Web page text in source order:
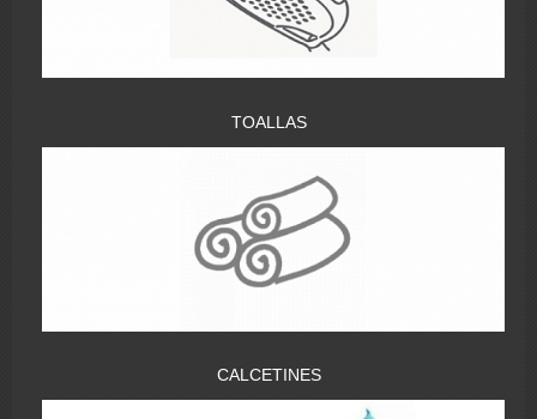
TOALLAS
CALCETINES